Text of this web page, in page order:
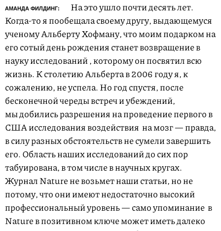
АМАНДА ФИЛДИНГ:
На это ушло почти десять лет.
Когда-то я пообещала своему другу, выдающемуся
ученому Альберту Хофману, что моим подарком на
его сотый день рождения станет возвращение в
науку исследований, которому он посвятил всю
жизнь. К столетию Альберта в 2006 году я, к
сожалению, не успела. Но год спустя, после
бесконечной череды встреч и убеждений,
мы добились разрешения на проведение первого в
США исследования воздействия на мозг — правда,
в силу разных обстоятельств не сумели завершить
его. Область наших исследований до сих пор
табуирована, в том числе в научных кругах.
Журнал Nature не возьмет наши статьи, но не
потому, что они имеют недостаточно высокий
профессиональный уровень — само упоминание в
Nature в позитивном ключе может иметь далеко